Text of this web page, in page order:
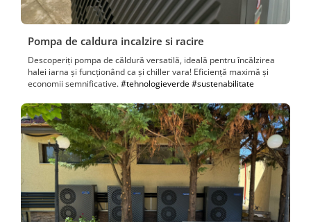
Pompa de caldura incalzire si racire
Descoperiți pompa de căldură versatilă, ideală pentru încălzirea
halei iarna și funcționând ca și chiller vara! Eficiență maximă și
economii semnificative.#tehnologieverde#sustenabilitate